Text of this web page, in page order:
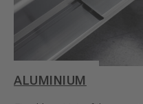
ALUMINIUM